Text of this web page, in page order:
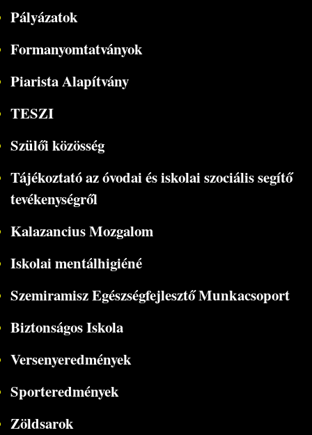
Pályázatok
Formanyomtatványok
Piarista Alapítvány
TESZI
Szülői közösség
Tájékoztató az óvodai és iskolai szociális segítő
tevékenységről
Kalazancius Mozgalom
Iskolai mentálhigiéné
Szemiramisz Egészségfejlesztő Munkacsoport
Biztonságos Iskola
Versenyeredmények
Sporteredmények
Zöldsarok